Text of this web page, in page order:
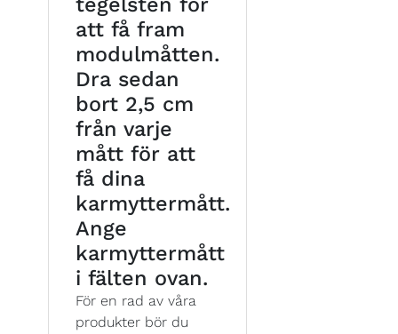
att få fram
modulmåtten.
Dra sedan
bort 2,5 cm
från varje
mått för att
få dina
karmyttermått.
Ange
karmyttermått
i fälten ovan.
För en rad av våra
produkter bör du